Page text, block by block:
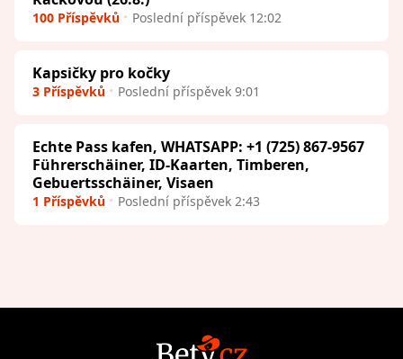
100 Příspěvků Poslední příspěvek 12:02
Kapsičky pro kočky
3 Příspěvků Poslední příspěvek 9:01
Echte Pass kafen, WHATSAPP: +1 (725) 867-9567
Führerschäiner, ID-Kaarten, Timberen,
Gebuertsschäiner, Visaen
1 Příspěvků Poslední příspěvek 2:43